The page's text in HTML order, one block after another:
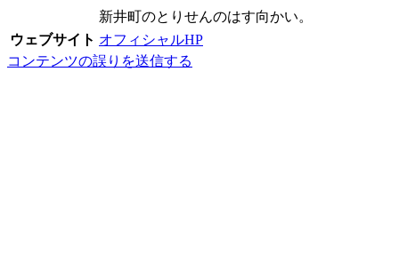
新井町のとりせんのはす向かい。
ウェブサイト オフィシャルHP
コンテンツの誤りを送信する